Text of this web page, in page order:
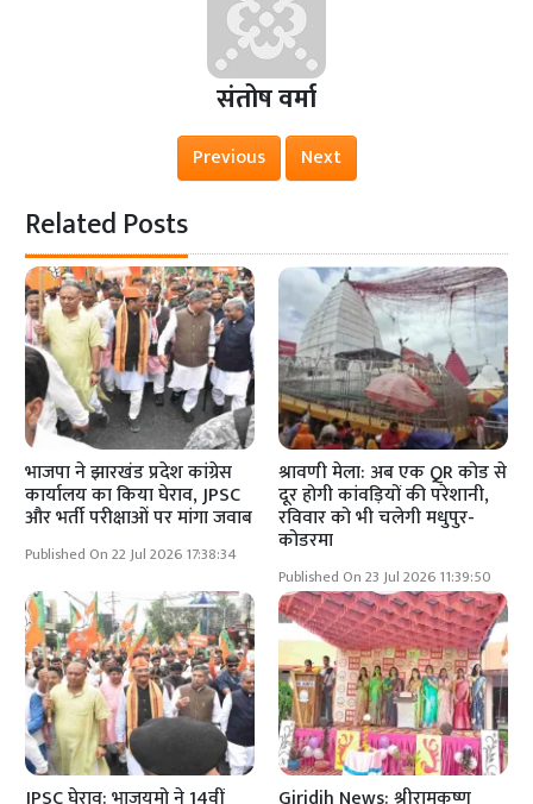
संतोष वर्मा
Previous Next
Related Posts
भाजपा ने झारखंड प्रदेश कांग्रेस
कार्यालय का किया घेराव, JPSC
और भर्ती परीक्षाओं पर मांगा जवाब
Published On 22 Jul 2026 17:38:34
श्रावणी मेला: अब एक QR कोड से
दूर होगी कांवड़ियों की परेशानी,
रविवार को भी चलेगी मधुपुर-
कोडरमा
Published On 23 Jul 2026 11:39:50